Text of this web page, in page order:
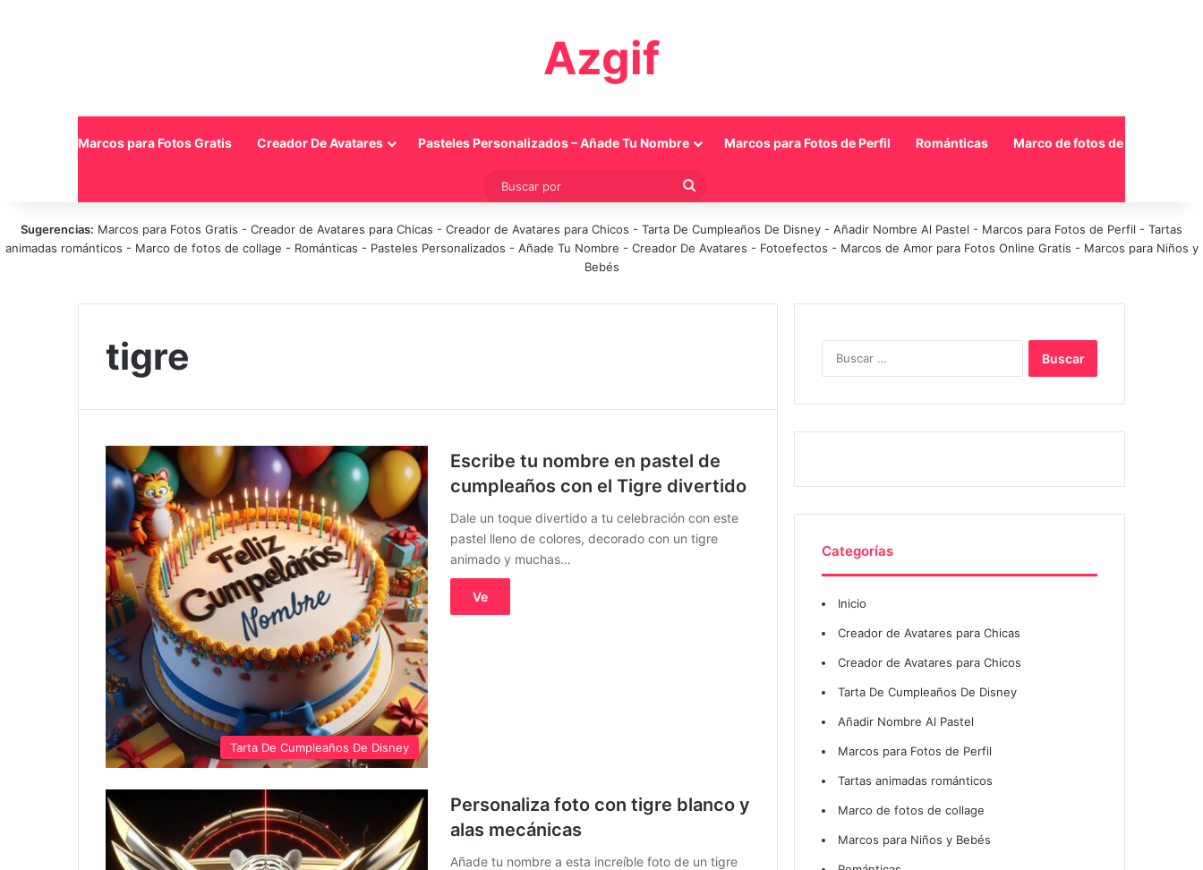
Azgif
Marcos para Fotos Gratis Creador De Avatares Pasteles Personalizados – Añade Tu Nombre Marcos para Fotos de Perfil Románticas Marco de fotos de collage
Buscar
Sugerencias: Marcos para Fotos Gratis - Creador de Avatares para Chicas - Creador de Avatares para Chicos - Tarta De Cumpleaños De Disney - Añadir Nombre Al Pastel - Marcos para Fotos de Perfil - Tartas
animadas románticos - Marco de fotos de collage - Románticas - Pasteles Personalizados - Añade Tu Nombre - Creador De Avatares - Fotoefectos - Marcos de Amor para Fotos Online Gratis - Marcos para Niños y
Bebés
tigre
Tarta De Cumpleaños De Disney
Escribe tu nombre en pastel de
cumpleaños con el Tigre divertido
Dale un toque divertido a tu celebración con este
pastel lleno de colores, decorado con un tigre
animado y muchas…
Ve
Personaliza foto con tigre blanco y
alas mecánicas
Añade tu nombre a esta increíble foto de un tigre
Categorías
Inicio
Creador de Avatares para Chicas
Creador de Avatares para Chicos
Tarta De Cumpleaños De Disney
Añadir Nombre Al Pastel
Marcos para Fotos de Perfil
Tartas animadas románticos
Marco de fotos de collage
Marcos para Niños y Bebés